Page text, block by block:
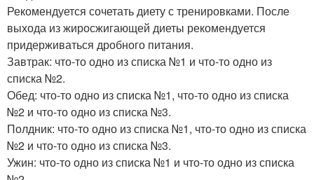
Рекомендуется сочетать диету с тренировками. После
выхода из жиросжигающей диеты рекомендуется
придерживаться дробного питания.
Завтрак: что-то одно из списка №1 и что-то одно из
списка №2.
Обед: что-то одно из списка №1, что-то одно из списка
№2 и что-то одно из списка №3.
Полдник: что-то одно из списка №1, что-то одно из списка
№2 и что-то одно из списка №3.
Ужин: что-то одно из списка №1 и что-то одно из списка